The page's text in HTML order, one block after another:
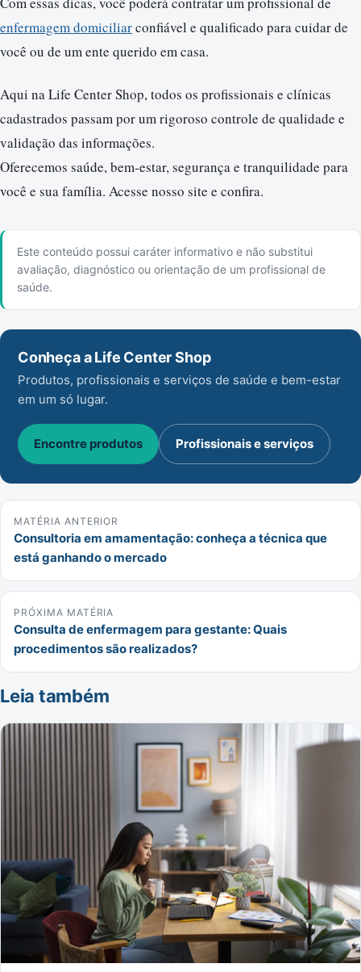
enfermagem domiciliarconfiável e qualificado para cuidar de
você ou de um ente querido em casa.
Aqui na Life Center Shop, todos os profissionais e clínicas
cadastrados passam por um rigoroso controle de qualidade e
validação das informações.
Oferecemos saúde, bem-estar, segurança e tranquilidade para
você e sua família. Acesse nosso site e confira.
Este conteúdo possui caráter informativo e não substitui
avaliação, diagnóstico ou orientação de um profissional de
saúde.
Conheça a Life Center Shop
Produtos, profissionais e serviços de saúde e bem-estar
em um só lugar.
Encontre produtos Profissionais e serviços
MATÉRIA ANTERIOR
Consultoria em amamentação: conheça a técnica que
está ganhando o mercado
PRÓXIMA MATÉRIA
Consulta de enfermagem para gestante: Quais
procedimentos são realizados?
Leia também